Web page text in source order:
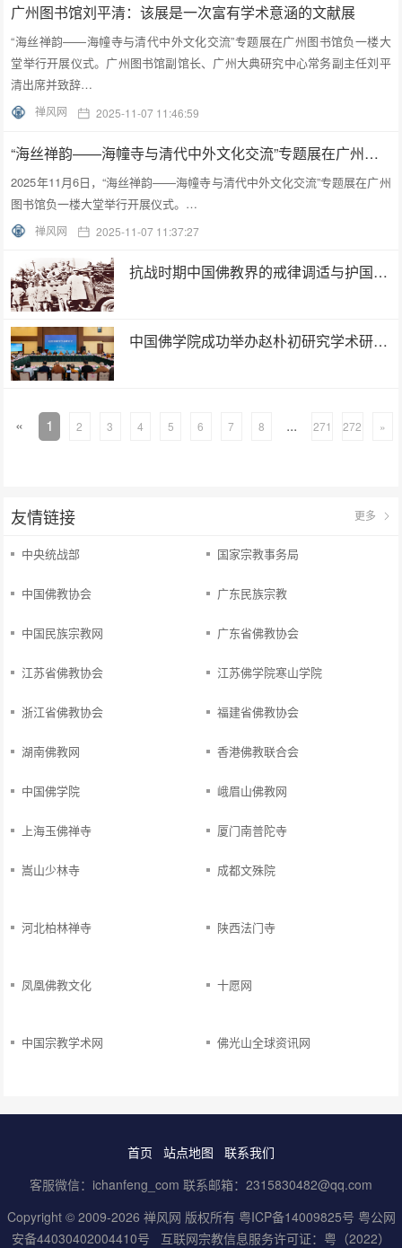
广州图书馆刘平清：该展是一次富有学术意涵的文献展
“海丝禅韵——海幢寺与清代中外文化交流”专题展在广州图书馆负一楼大
堂举行开展仪式。广州图书馆副馆长、广州大典研究中心常务副主任刘平
清出席并致辞…
禅风网 2025-11-07 11:46:59
“海丝禅韵——海幢寺与清代中外文化交流”专题展在广州图书馆开幕
2025年11月6日，“海丝禅韵——海幢寺与清代中外文化交流”专题展在广州
图书馆负一楼大堂举行开展仪式。…
禅风网 2025-11-07 11:37:27
抗战时期中国佛教界的戒律调适与护国实践
中国佛学院成功举办赵朴初研究学术研讨会
« 1 2 3 4 5 6 7 8 ... 271 272 »
友情链接 更多
中央统战部 国家宗教事务局
中国佛教协会 广东民族宗教
中国民族宗教网 广东省佛教协会
江苏省佛教协会 江苏佛学院寒山学院
浙江省佛教协会 福建省佛教协会
湖南佛教网 香港佛教联合会
中国佛学院 峨眉山佛教网
上海玉佛禅寺 厦门南普陀寺
嵩山少林寺 成都文殊院
河北柏林禅寺 陕西法门寺
凤凰佛教文化 十愿网
中国宗教学术网 佛光山全球资讯网
首页 站点地图
联系我们
客服微信：ichanfeng_com 联系邮箱：2315830482@qq.com
Copyright © 2009-2026 禅风网 版权所有 粤ICP备14009825号 粤公网
安备44030402004410号
互联网宗教信息服务许可证：粤（2022）